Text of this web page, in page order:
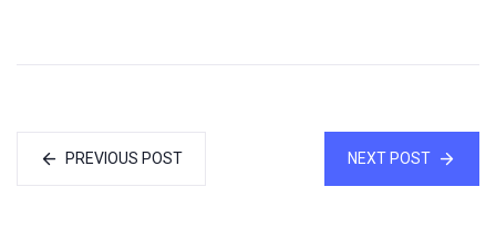
PREVIOUS POST NEXT POST